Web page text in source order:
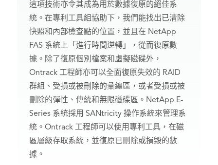
這項技術亦令其成為用於數據復原的絕佳系
統。在專利工具組協助下，我們能找出已清除
快照和內部檢查點的位置，並且在 NetApp
FAS 系統上「進行時間逆轉」，從而復原數
據。除了復原個別檔案和虛擬磁碟外，
Ontrack 工程師亦可以全面復原失效的 RAID
群組、受損或被刪除的彙總區，或者受損或被
刪除的彈性、傳統和無限磁碟區。NetApp E-
Series 系統採用 SANtricity 操作系統來管理系
統。Ontrack 工程師可以使用專利工具，在磁
區層級存取系統，並復原已刪除或損毀的數
據。